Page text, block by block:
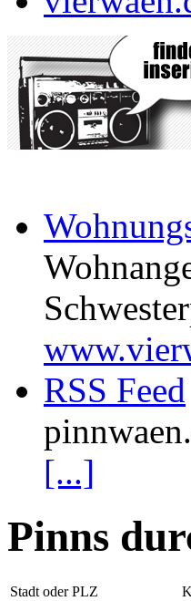
RSS Feed
[...]
Pinns
Stadt oder PLZ